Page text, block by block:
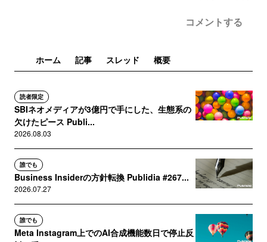
コメントする
ホーム 記事 スレッド 概要
読者限定
SBIネオメディアが3億円で手にした、生態系の
欠けたピース Publi...
2026.08.03
誰でも
Business Insiderの方針転換 Publidia #267...
2026.07.27
誰でも
Meta Instagram上でのAI合成機能数日で停止反